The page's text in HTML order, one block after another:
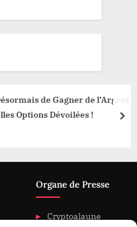
de Gagner de l’Argent
Options Dévoilées !
Organe de Presse
Cryptoalaune